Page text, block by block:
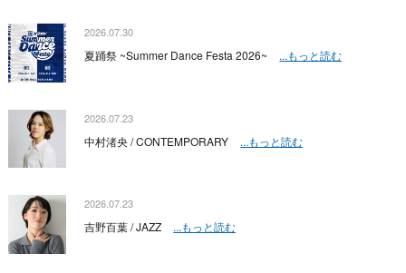
2026.07.30
夏踊祭 ~Summer Dance Festa 2026~ ...もっと読む
2026.07.23
中村渚央 / CONTEMPORARY ...もっと読む
2026.07.23
吉野百葉 / JAZZ ...もっと読む